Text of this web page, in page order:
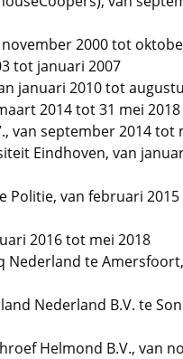
2000 tot
tot januari 2007
januari 2010 tot
2014 tot 31 mei 2018
van september 2014 tot
Eindhoven, van
Politie, van februari
2016 tot mei 2018
te
Nederland B.V. te
Helmond B.V., van